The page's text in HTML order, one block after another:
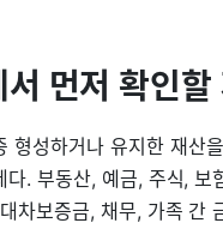
먼저 확인할
형성하거나 유지한 재산
다. 부동산, 예금, 주식, 보
차보증금, 채무, 가족 간